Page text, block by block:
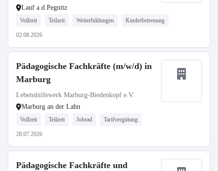
Lauf a.d.Pegnitz
Vollzeit Teilzeit Weiterbildungen Kinderbetreuung
02.08.2026
Pädagogische Fachkräfte (m/w/d) in
Marburg
Lebenshilfewerk Marburg-Biedenkopf e.V.
Marburg an der Lahn
Vollzeit Teilzeit Jobrad Tarifvergütung
28.07.2026
Pädagogische Fachkräfte und